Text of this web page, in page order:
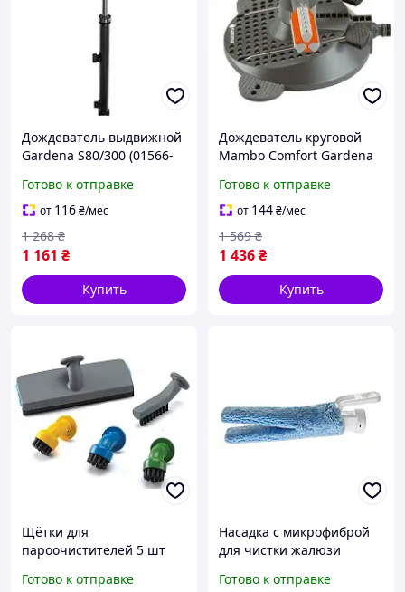
Дождеватель выдвижной
Gardena S80/300 (01566-
Готово к отправке
от 116₴/мес
1 161 ₴
1 268 ₴
Купить
Дождеватель круговой
Mambo Comfort Gardena
Готово к отправке
от 144₴/мес
1 436₴
1 569 ₴
Купить
Щётки для
пароочистителей 5 шт
Готово к отправке
Насадка с микрофиброй
для чистки жалюзи
Готово к отправке